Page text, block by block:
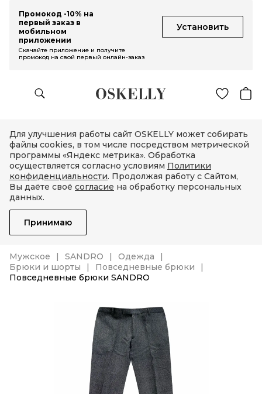
Промокод -10% на
первый заказ в
мобильном
приложении
Установить
Скачайте приложение и получите
промокод на свой первый онлайн-заказ
Для улучшения работы сайт OSKELLY может собирать
файлы cookies, в том числе посредством метрической
программы «Яндекс метрика». Обработка
осуществляется согласно условиям Политики
конфиденциальности. Продолжая работу с Сайтом,
Вы даёте своё согласие на обработку персональных
данных.
Принимаю
Мужское SANDRO
Одежда
Брюки и шорты
Повседневные брюки
Повседневные брюки SANDRO